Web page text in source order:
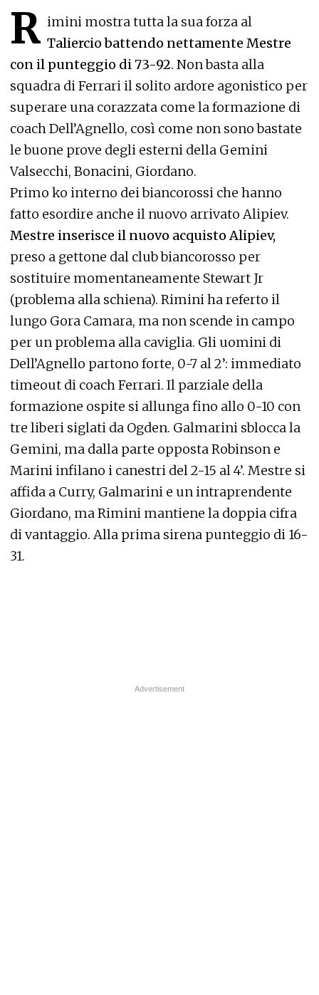
R imini mostra tutta la sua forza al
Taliercio battendo nettamente Mestre
con il punteggio di 73-92. Non basta alla
squadra di Ferrari il solito ardore agonistico per
superare una corazzata come la formazione di
coach Dell’Agnello, così come non sono bastate
le buone prove degli esterni della Gemini
Valsecchi, Bonacini, Giordano.
Primo ko interno dei biancorossi che hanno
fatto esordire anche il nuovo arrivato Alipiev.
Mestre inserisce il nuovo acquisto Alipiev,
preso a gettone dal club biancorosso per
sostituire momentaneamente Stewart Jr
(problema alla schiena). Rimini ha referto il
lungo Gora Camara, ma non scende in campo
per un problema alla caviglia. Gli uomini di
Dell’Agnello partono forte, 0-7 al 2’: immediato
timeout di coach Ferrari. Il parziale della
formazione ospite si allunga fino allo 0-10 con
tre liberi siglati da Ogden. Galmarini sblocca la
Gemini, ma dalla parte opposta Robinson e
Marini infilano i canestri del 2-15 al 4’. Mestre si
affida a Curry, Galmarini e un intraprendente
Giordano, ma Rimini mantiene la doppia cifra
di vantaggio. Alla prima sirena punteggio di 16-
31.